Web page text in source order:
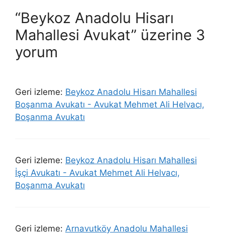
“Beykoz Anadolu Hisarı
Mahallesi Avukat” üzerine 3
yorum
Geri izleme: Beykoz Anadolu Hisarı Mahallesi
Boşanma Avukatı - Avukat Mehmet Ali Helvacı,
Boşanma Avukatı
Geri izleme: Beykoz Anadolu Hisarı Mahallesi
İşçi Avukatı - Avukat Mehmet Ali Helvacı,
Boşanma Avukatı
Geri izleme: Arnavutköy Anadolu Mahallesi